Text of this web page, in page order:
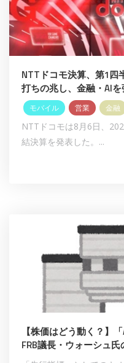
NTTドコモ決算、第1
打ちの兆し、金融・AI
モバイル 営業 金融
NTTドコモは8月6日、
結決算を発表した。...
【株価はどう動く？】
FRB議長・ウォーシュ